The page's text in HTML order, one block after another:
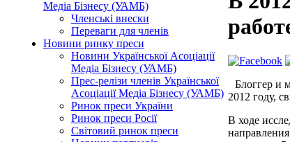
Медіа Бізнесу (УАМБ)
Членські внески
Переваги для членів
Новини ринку преси
Новини Української Асоціації
Медіа Бізнесу (УАМБ)
Прес-релізи членів Української
Асоціації Медіа Бізнесу (УАМБ)
Ринок преси України
Ринок преси Росії
Світовий ринок преси
Блоггер и
2012 году,
В ходе